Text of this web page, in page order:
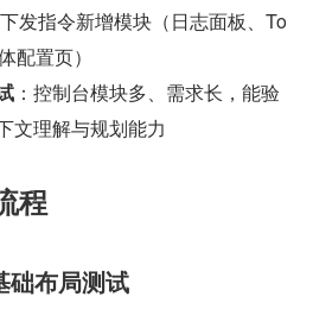
下发指令新增模块（日志面板、To
配置页）
：控制台模块多、需求长，能验
文理解与规划能力
程
础布局测试